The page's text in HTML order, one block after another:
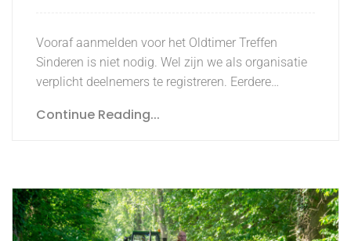
Vooraf aanmelden voor het Oldtimer Treffen
Sinderen is niet nodig. Wel zijn we als organisatie
verplicht deelnemers te registreren. Eerdere…
Continue Reading...